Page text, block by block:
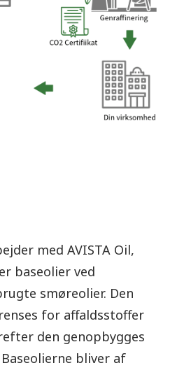
med AVISTA Oil,
baseolier ved
smøreolier. Den
for affaldsstoffer
den genopbygges
bliver af